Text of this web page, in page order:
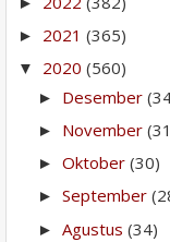
► 2021 (365)
▼ 2020 (560)
► Desember
► November
► Oktober (30)
► September
► Agustus (34)